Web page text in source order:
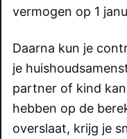
vermogen op 1
Daarna kun je
je
partner of kind
hebben op de
overslaat, krijg je